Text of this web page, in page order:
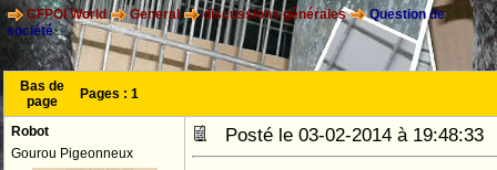
CFPOI World General discussions générales
Question de
société
Bas de
page
Pages : 1
Robot
Gourou Pigeonneux
Posté le 03-02-2014 à